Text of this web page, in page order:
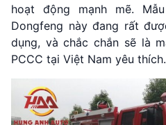
hoạt động mạnh mẽ.
Dongfeng này đang rất
dụng, và chắc chắn sẽ là
PCCC tại Việt Nam yêu thích.